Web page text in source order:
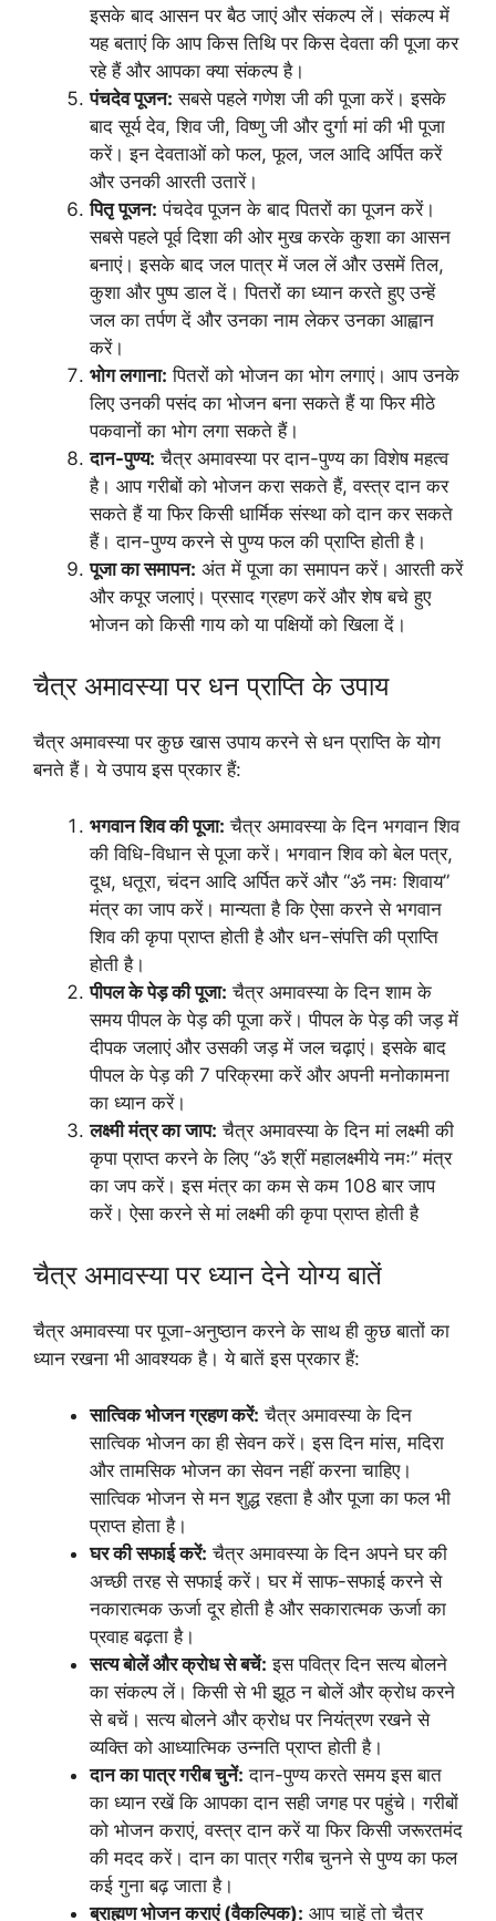
इसके बाद आसन पर बैठ जाएं और संकल्प लें। संकल्प में
यह बताएं कि आप किस तिथि पर किस देवता की पूजा कर
रहे हैं और आपका क्या संकल्प है।
पंचदेव पूजन: सबसे पहले गणेश जी की पूजा करें। इसके
बाद सूर्य देव, शिव जी, विष्णु जी और दुर्गा मां की भी पूजा
करें। इन देवताओं को फल, फूल, जल आदि अर्पित करें
और उनकी आरती उतारें।
पितृ पूजन: पंचदेव पूजन के बाद पितरों का पूजन करें।
सबसे पहले पूर्व दिशा की ओर मुख करके कुशा का आसन
बनाएं। इसके बाद जल पात्र में जल लें और उसमें तिल,
कुशा और पुष्प डाल दें। पितरों का ध्यान करते हुए उन्हें
जल का तर्पण दें और उनका नाम लेकर उनका आह्वान
करें।
भोग लगाना: पितरों को भोजन का भोग लगाएं। आप उनके
लिए उनकी पसंद का भोजन बना सकते हैं या फिर मीठे
पकवानों का भोग लगा सकते हैं।
दान-पुण्य: चैत्र अमावस्या पर दान-पुण्य का विशेष महत्व
है। आप गरीबों को भोजन करा सकते हैं, वस्त्र दान कर
सकते हैं या फिर किसी धार्मिक संस्था को दान कर सकते
हैं। दान-पुण्य करने से पुण्य फल की प्राप्ति होती है।
पूजा का समापन: अंत में पूजा का समापन करें। आरती करें
और कपूर जलाएं। प्रसाद ग्रहण करें और शेष बचे हुए
भोजन को किसी गाय को या पक्षियों को खिला दें।
चैत्र अमावस्या पर धन प्राप्ति के उपाय
चैत्र अमावस्या पर कुछ खास उपाय करने से धन प्राप्ति के योग
बनते हैं। ये उपाय इस प्रकार हैं:
भगवान शिव की पूजा: चैत्र अमावस्या के दिन भगवान शिव
की विधि-विधान से पूजा करें। भगवान शिव को बेल पत्र,
दूध, धतूरा, चंदन आदि अर्पित करें और “ॐ नमः शिवाय”
मंत्र का जाप करें। मान्यता है कि ऐसा करने से भगवान
शिव की कृपा प्राप्त होती है और धन-संपत्ति की प्राप्ति
होती है।
पीपल के पेड़ की पूजा: चैत्र अमावस्या के दिन शाम के
समय पीपल के पेड़ की पूजा करें। पीपल के पेड़ की जड़ में
दीपक जलाएं और उसकी जड़ में जल चढ़ाएं। इसके बाद
पीपल के पेड़ की 7 परिक्रमा करें और अपनी मनोकामना
का ध्यान करें।
लक्ष्मी मंत्र का जाप: चैत्र अमावस्या के दिन मां लक्ष्मी की
कृपा प्राप्त करने के लिए “ॐ श्रीं महालक्ष्मीये नमः” मंत्र
का जप करें। इस मंत्र का कम से कम 108 बार जाप
करें। ऐसा करने से मां लक्ष्मी की कृपा प्राप्त होती है
चैत्र अमावस्या पर ध्यान देने योग्य बातें
चैत्र अमावस्या पर पूजा-अनुष्ठान करने के साथ ही कुछ बातों का
ध्यान रखना भी आवश्यक है। ये बातें इस प्रकार हैं:
सात्विक भोजन ग्रहण करें: चैत्र अमावस्या के दिन
सात्विक भोजन का ही सेवन करें। इस दिन मांस, मदिरा
और तामसिक भोजन का सेवन नहीं करना चाहिए।
सात्विक भोजन से मन शुद्ध रहता है और पूजा का फल भी
प्राप्त होता है।
घर की सफाई करें: चैत्र अमावस्या के दिन अपने घर की
अच्छी तरह से सफाई करें। घर में साफ-सफाई करने से
नकारात्मक ऊर्जा दूर होती है और सकारात्मक ऊर्जा का
प्रवाह बढ़ता है।
सत्य बोलें और क्रोध से बचें: इस पवित्र दिन सत्य बोलने
का संकल्प लें। किसी से भी झूठ न बोलें और क्रोध करने
से बचें। सत्य बोलने और क्रोध पर नियंत्रण रखने से
व्यक्ति को आध्यात्मिक उन्नति प्राप्त होती है।
दान का पात्र गरीब चुनें: दान-पुण्य करते समय इस बात
का ध्यान रखें कि आपका दान सही जगह पर पहुंचे। गरीबों
को भोजन कराएं, वस्त्र दान करें या फिर किसी जरूरतमंद
की मदद करें। दान का पात्र गरीब चुनने से पुण्य का फल
कई गुना बढ़ जाता है।
ब्राह्मण भोजन कराएं (वैकल्पिक): आप चाहें तो चैत्र